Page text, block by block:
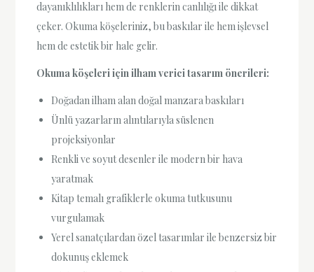
dayanıklılıkları hem de renklerin canlılığı ile dikkat
çeker. Okuma köşeleriniz, bu baskılar ile hem işlevsel
hem de estetik bir hale gelir.
Okuma köşeleri için ilham verici tasarım önerileri:
Doğadan ilham alan doğal manzara baskıları
Ünlü yazarların alıntılarıyla süslenen
projeksiyonlar
Renkli ve soyut desenler ile modern bir hava
yaratmak
Kitap temalı grafiklerle okuma tutkusunu
vurgulamak
Yerel sanatçılardan özel tasarımlar ile benzersiz bir
dokunuş eklemek